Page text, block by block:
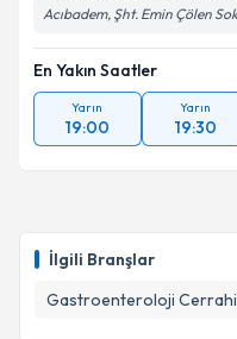
İlgili Branşlar
Gastroenteroloji
Acıbadem, Şht. Emin Çölen
En Yakın Saatler
Yarın
19:00
Yarın
19:30